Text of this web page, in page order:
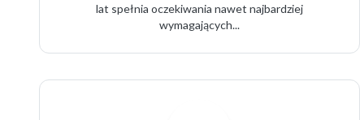
lat spełnia oczekiwania nawet najbardziej
wymagających...